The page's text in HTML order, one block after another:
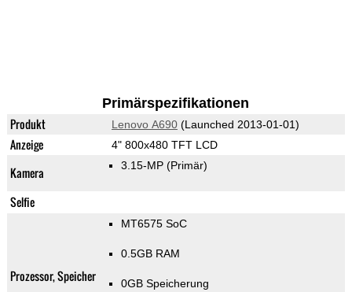
Primärspezifikationen
Produkt Lenovo A690(Launched 2013-01-01)
Anzeige 4" 800x480 TFT LCD
Kamera 3.15-MP (Primär)
Selfie
Prozessor, Speicher
MT6575 SoC
0.5GB RAM
0GB Speicherung